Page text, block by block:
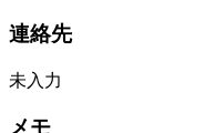
連絡先
未入力
メモ